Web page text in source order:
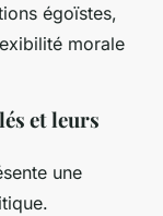
égoïstes,
morale
et leurs
une